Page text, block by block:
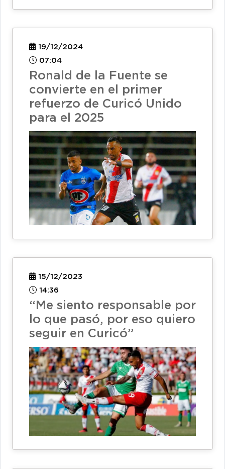
19/12/2024
07:04
Ronald de la Fuente se
convierte en el primer
refuerzo de Curicó Unido
para el 2025
15/12/2023
14:36
“Me siento responsable por
lo que pasó, por eso quiero
seguir en Curicó”